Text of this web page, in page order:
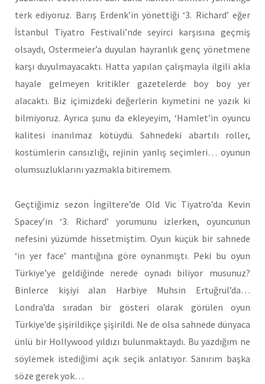
terk ediyoruz. Barış Erdenk’in yönettiği ‘3. Richard’ eğer
İstanbul Tiyatro Festivali’nde seyirci karşısına geçmiş
olsaydı, Ostermeier’a duyulan hayranlık genç yönetmene
karşı duyulmayacaktı. Hatta yapılan çalışmayla ilgili akla
hayale gelmeyen kritikler gazetelerde boy boy yer
alacaktı. Biz içimizdeki değerlerin kıymetini ne yazık ki
bilmiyoruz. Ayrıca şunu da ekleyeyim, ‘Hamlet’in oyuncu
kalitesi inanılmaz kötüydü. Sahnedeki abartılı roller,
kostümlerin cansızlığı, rejinin yanlış seçimleri… oyunun
olumsuzluklarını yazmakla bitiremem.
Geçtiğimiz sezon İngiltere’de Old Vic Tiyatro’da Kevin
Spacey’in ‘3. Richard’ yorumunu izlerken, oyuncunun
nefesini yüzümde hissetmiştim. Oyun küçük bir sahnede
‘in yer face’ mantığına göre oynanmıştı. Peki bu oyun
Türkiye’ye geldiğinde nerede oynadı biliyor musunuz?
Binlerce kişiyi alan Harbiye Muhsin Ertuğrul’da…
Londra’da sıradan bir gösteri olarak görülen oyun
Türkiye’de şişirildikçe şişirildi. Ne de olsa sahnede dünyaca
ünlü bir Hollywood yıldızı bulunmaktaydı. Bu yazdığım ne
söylemek istediğimi açık seçik anlatıyor. Sanırım başka
söze gerek yok…